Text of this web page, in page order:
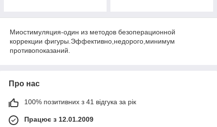
Миостимуляция-один из методов безоперационной
коррекции фигуры.Эффективно,недорого,минимум
противопоказаний.
Про нас
100% позитивних з 41 відгука за рік
Працює з 12.01.2009